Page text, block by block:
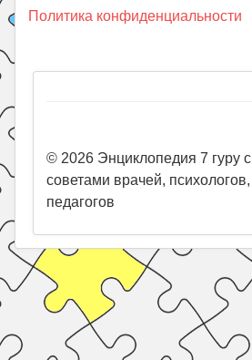
Политика конфиденциальности
© 2026 Энциклопедия 7 гуру с
советами врачей, психологов,
педагогов